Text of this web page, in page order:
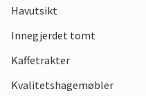
Havutsikt
Innegjerdet tomt
Kaffetrakter
Kvalitetshagemøbler